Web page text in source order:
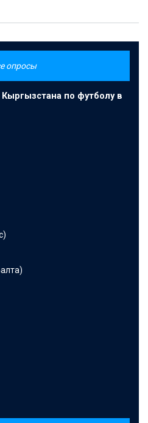
опросы
по футболу в